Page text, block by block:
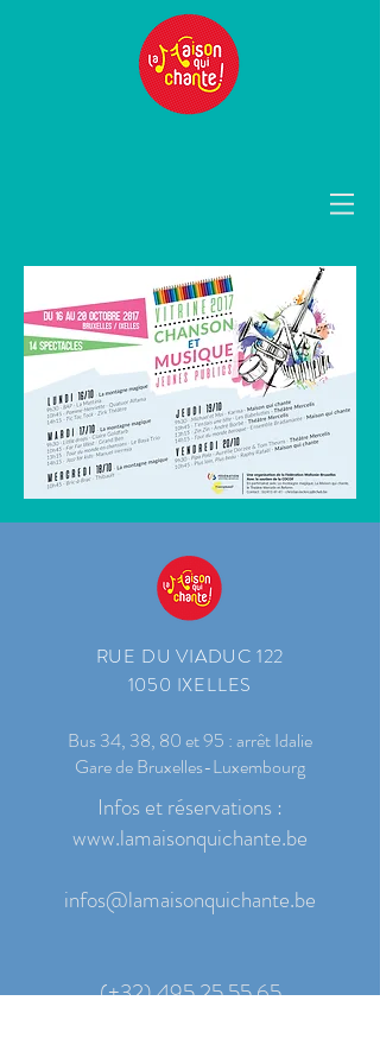
RUE DU VIADUC 122
1050 IXELLES
Bus 34, 38, 80 et 95 : arrêt Idalie
Gare de Bruxelles-Luxembourg
Infos et réservations :
www.lamaisonquichante.be
infos@lamaisonquichante.be
(+32)495.25.55.65